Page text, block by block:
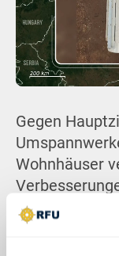
Gegen
Wohnhäuser